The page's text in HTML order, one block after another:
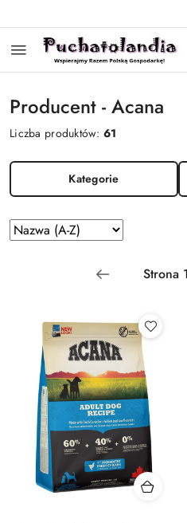
Producent - Acana
Liczba produktów:61
Kategorie
Zastosowano
sortowanie:
Sortuj
według